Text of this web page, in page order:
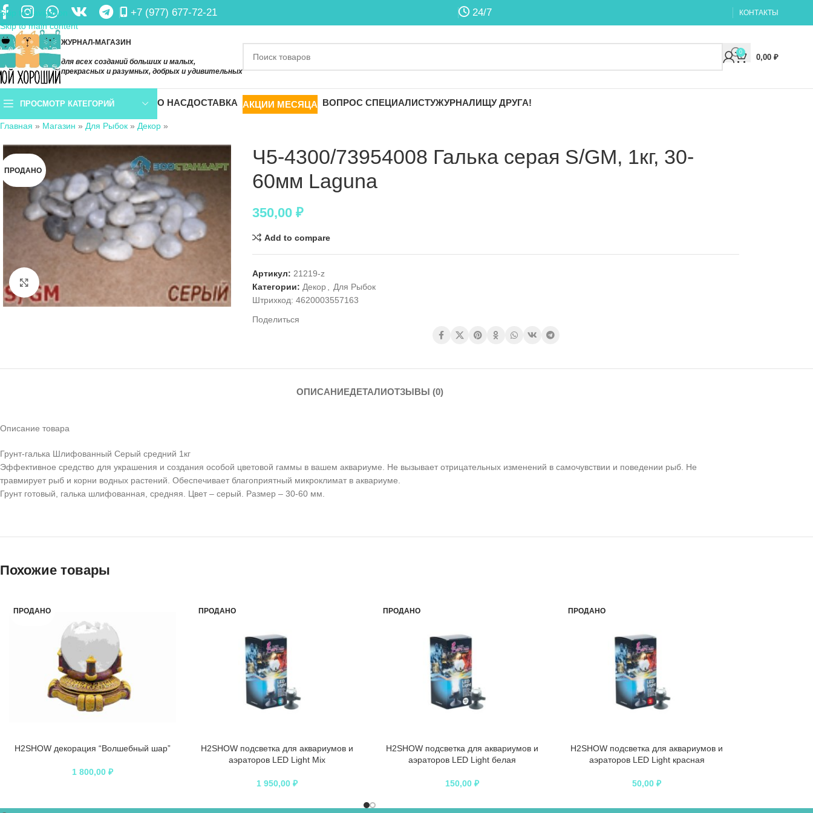
Skip to navigation
Skip to main content
+7 (977) 677-72-21 24/7 КОНТАКТЫ
ЖУРНАЛ-МАГАЗИН
для всех созданий больших и малых,
прекрасных и разумных, добрых и удивительных
0
0,00 ₽
ПРОСМОТР КАТЕГОРИЙ О НАСДОСТАВКА АКЦИИ МЕСЯЦА ВОПРОС СПЕЦИАЛИСТУЖУРНАЛИЩУ ДРУГА!
Главная » Магазин » Для Рыбок » Декор »
ПРОДАНО
Нажмите, чтобы увеличить
Ч5-4300/73954008 Галька серая S/GM, 1кг, 30-
60мм Laguna
350,00₽
Add to compare
Артикул: 21219-z
Категории: Декор
Для Рыбок
Штрихкод:4620003557163
Поделиться
ОПИСАНИЕДЕТАЛИОТЗЫВЫ (0)
Описание товара
Грунт-галька Шлифованный Серый средний 1кг
Эффективное средство для украшения и создания особой цветовой гаммы в вашем аквариуме. Не вызывает отрицательных изменений в самочувствии и поведении рыб. Не
травмирует рыб и корни водных растений. Обеспечивает благоприятный микроклимат в аквариуме.
Грунт готовый, галька шлифованная, средняя. Цвет – серый. Размер – 30-60 мм.
Похожие товары
ПРОДАНО
H2SHOW декорация “Волшебный шар”
1 800,00 ₽
ПРОДАНО
H2SHOW подсветка для аквариумов и
аэраторов LED Light Mix
1 950,00₽
ПРОДАНО
H2SHOW подсветка для аквариумов и
аэраторов LED Light белая
150,00 ₽
ПРОДАНО
H2SHOW подсветка для аквариумов и
аэраторов LED Light красная
50,00₽